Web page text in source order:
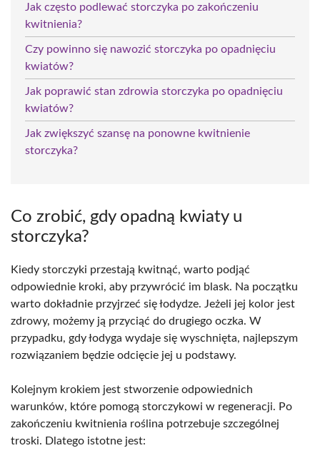
Jak często podlewać storczyka po zakończeniu
kwitnienia?
Czy powinno się nawozić storczyka po opadnięciu
kwiatów?
Jak poprawić stan zdrowia storczyka po opadnięciu
kwiatów?
Jak zwiększyć szansę na ponowne kwitnienie
storczyka?
Co zrobić, gdy opadną kwiaty u
storczyka?
Kiedy storczyki przestają kwitnąć, warto podjąć
odpowiednie kroki, aby przywrócić im blask. Na początku
warto dokładnie przyjrzeć się łodydze. Jeżeli jej kolor jest
zdrowy, możemy ją przyciąć do drugiego oczka. W
przypadku, gdy łodyga wydaje się wyschnięta, najlepszym
rozwiązaniem będzie odcięcie jej u podstawy.
Kolejnym krokiem jest stworzenie odpowiednich
warunków, które pomogą storczykowi w regeneracji. Po
zakończeniu kwitnienia roślina potrzebuje szczególnej
troski. Dlatego istotne jest: